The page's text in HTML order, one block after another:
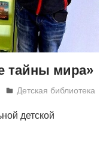
тайны мира»
Детская библиотека
детской